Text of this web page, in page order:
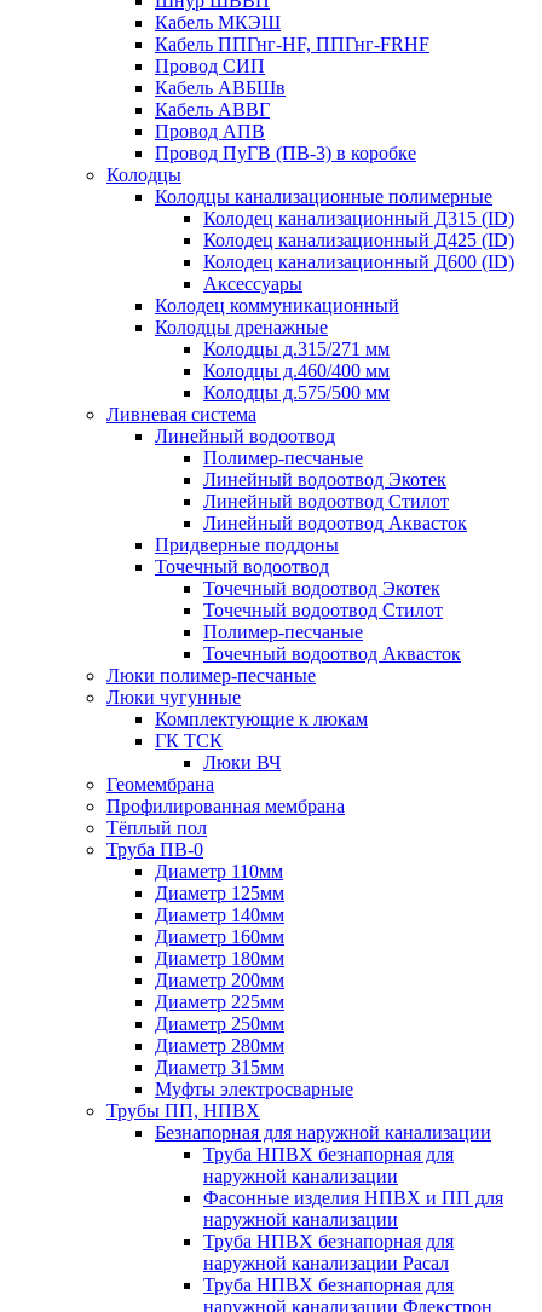
Кабель МКЭШ
Кабель ППГнг-HF, ППГнг-FRHF
Провод СИП
Кабель АВБШв
Кабель АВВГ
Провод АПВ
Провод ПуГВ (ПВ-3) в коробке
Колодцы
Колодцы канализационные полимерные
Колодец канализационный Д315 (ID)
Колодец канализационный Д425 (ID)
Колодец канализационный Д600 (ID)
Аксессуары
Колодец коммуникационный
Колодцы дренажные
Колодцы д.315/271 мм
Колодцы д.460/400 мм
Колодцы д.575/500 мм
Ливневая система
Линейный водоотвод
Полимер-песчаные
Линейный водоотвод Экотек
Линейный водоотвод Стилот
Линейный водоотвод Аквасток
Придверные поддоны
Точечный водоотвод
Точечный водоотвод Экотек
Точечный водоотвод Стилот
Полимер-песчаные
Точечный водоотвод Аквасток
Люки полимер-песчаные
Люки чугунные
Комплектующие к люкам
ГК ТСК
Люки ВЧ
Геомембрана
Профилированная мембрана
Тёплый пол
Труба ПВ-0
Диаметр 110мм
Диаметр 125мм
Диаметр 140мм
Диаметр 160мм
Диаметр 180мм
Диаметр 200мм
Диаметр 225мм
Диаметр 250мм
Диаметр 280мм
Диаметр 315мм
Муфты электросварные
Трубы ПП, НПВХ
Безнапорная для наружной канализации
Труба НПВХ безнапорная для
наружной канализации
Фасонные изделия НПВХ и ПП для
наружной канализации
Труба НПВХ безнапорная для
наружной канализации Расал
Труба НПВХ безнапорная для
наружной канализации Флекстрон